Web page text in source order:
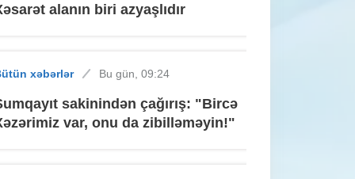
alanın biri azyaşlıdır
xəbərlər Bu gün, 09:24
sakinindən çağırış: "Bircə
var, onu da zibilləməyin!"